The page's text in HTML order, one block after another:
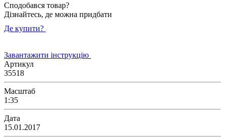
Сподобався товар?
Дізнайтесь, де можна придбати
Де купити?
Завантажити інструкцію
Артикул
35518
Масштаб
1:35
Дата
15.01.2017